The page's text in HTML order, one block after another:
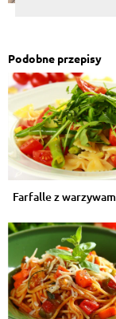
Podobne przepisy
Farfalle z